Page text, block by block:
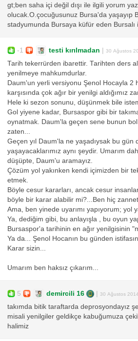
gt;ben saha içi değil dışı ile ilgili yorum
olucak.O.çocuğusunuz Bursa'da yaşayıp
stadyumunda Bursaya küfür eden Bursalı
-1 testi kırılmadan | 30 Ağustos
Tarih tekerrürden ibarettir. Tarihten ders
yenilmeye mahkumdurlar.
Daum'un yerli versiyonu Şenol Hocayla 2
karşısında çok ağır bir yenilgi aldığımız
Hele ki sezon sonunu, düşünmek bile
Gol yiyene kadar, Bursaspor gibi bir
oynatmak. Daum'la geçen sene bunun bol
zaten...
Geçen yıl Daum'la ne yaşadıysak bu gün
yaşayacaklarımız aynı şeydir. Umarım
düşüpte, Daum'u aramayız.
Çözüm yol yakınken kendi içimizden bir
etmek.
Böyle cesur kararları, ancak cesur
böyle bir karar alabilir mi?...Ben hiç
Ama, ben yinede uyarımı yapıyorum; yol
Ya, dediğim gibi, bu anlayışla , bu oyun
Bursaspor'a tarihinin en ağır yenilgisinin
Ya da... Şenol Hocanın bu günden
Karar sizin...
Umarım ben haksız çıkarım...
5 demircili 16 | 30 Ağustos
takımda bitik taraftarda deprosyondayız
misali yenilgiler geldikçe kabuğumuza
halimiz